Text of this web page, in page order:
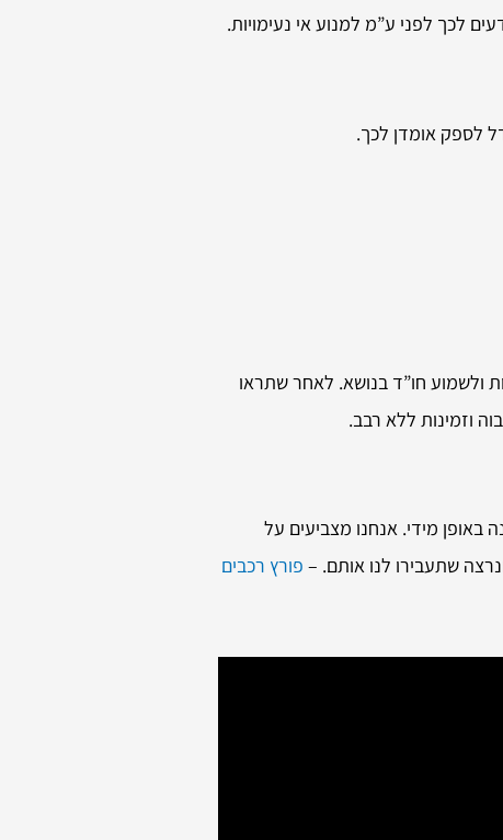
לכך לפני ע”מ למנוע אי נעימויות.
לספק אומדן לכך.
ולשמוע חו”ד בנושא. לאחר שתראו
וזמינות ללא רבב.
מידי. אנחנו מצביעים על
שתעבירו לנו אותם. – פורץ רכבים